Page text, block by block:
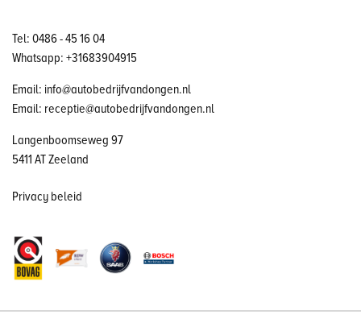
Tel: 0486 - 45 16 04
Whatsapp: +31683904915
Email: info@autobedrijfvandongen.nl
Email: receptie@autobedrijfvandongen.nl
Langenboomseweg 97
5411 AT Zeeland
Privacy beleid